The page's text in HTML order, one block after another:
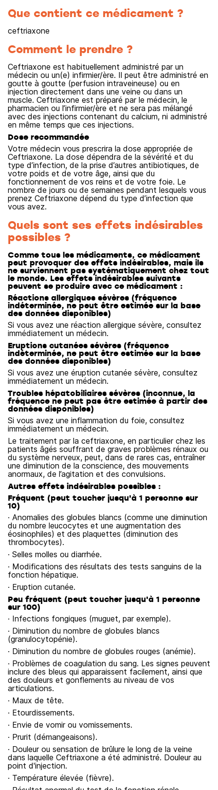
Que contient ce médicament ?
ceftriaxone
Comment le prendre ?
Ceftriaxone est habituellement administré par un
médecin ou un(e) infirmier/ère. Il peut être administré en
goutte à goutte (perfusion intraveineuse) ou en
injection directement dans une veine ou dans un
muscle. Ceftriaxone est préparé par le médecin, le
pharmacien ou l’infirmier/ère et ne sera pas mélangé
avec des injections contenant du calcium, ni administré
en même temps que ces injections.
Dose recommandée
Votre médecin vous prescrira la dose appropriée de
Ceftriaxone. La dose dépendra de la sévérité et du
type d’infection, de la prise d’autres antibiotiques, de
votre poids et de votre âge, ainsi que du
fonctionnement de vos reins et de votre foie. Le
nombre de jours ou de semaines pendant lesquels vous
prenez Ceftriaxone dépend du type d’infection que
vous avez.
Quels sont ses effets indésirables
possibles ?
Comme tous les médicaments, ce médicament
peut provoquer des effets indésirables, mais ils
ne surviennent pas systématiquement chez tout
le monde. Les effets indésirables suivants
peuvent se produire avec ce médicament :
Réactions allergiques sévères (fréquence
indéterminée, ne peut être estimée sur la base
des données disponibles)
Si vous avez une réaction allergique sévère, consultez
immédiatement un médecin.
Eruptions cutanées sévères (fréquence
indéterminée, ne peut être estimée sur la base
des données disponibles)
Si vous avez une éruption cutanée sévère, consultez
immédiatement un médecin.
Troubles hépatobiliaires sévères (inconnue, la
fréquence ne peut pas être estimée à partir des
données disponibles)
Si vous avez une inflammation du foie, consultez
immédiatement un médecin.
Le traitement par la ceftriaxone, en particulier chez les
patients âgés souffrant de graves problèmes rénaux ou
du système nerveux, peut, dans de rares cas, entraîner
une diminution de la conscience, des mouvements
anormaux, de l’agitation et des convulsions.
Autres effets indésirables possibles :
Fréquent (peut toucher jusqu'à 1 personne sur
10)
· Anomalies des globules blancs (comme une diminution
du nombre leucocytes et une augmentation des
éosinophiles) et des plaquettes (diminution des
thrombocytes).
· Selles molles ou diarrhée.
· Modifications des résultats des tests sanguins de la
fonction hépatique.
· Eruption cutanée.
Peu fréquent (peut toucher jusqu'à 1 personne
sur 100)
· Infections fongiques (muguet, par exemple).
· Diminution du nombre de globules blancs
(granulocytopénie).
· Diminution du nombre de globules rouges (anémie).
· Problèmes de coagulation du sang. Les signes peuvent
inclure des bleus qui apparaissent facilement, ainsi que
des douleurs et gonflements au niveau de vos
articulations.
· Maux de tête.
· Etourdissements.
· Envie de vomir ou vomissements.
· Prurit (démangeaisons).
· Douleur ou sensation de brûlure le long de la veine
dans laquelle Ceftriaxone a été administré. Douleur au
point d'injection.
· Température élevée (fièvre).